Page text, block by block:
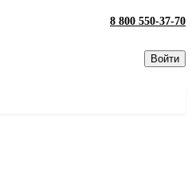
8 800 550-37-70
Войти